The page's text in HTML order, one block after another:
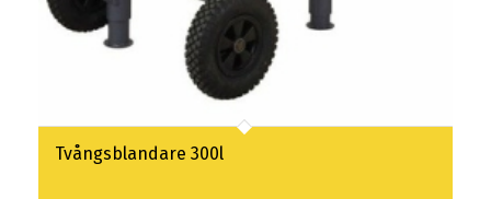
Tvångsblandare 300l